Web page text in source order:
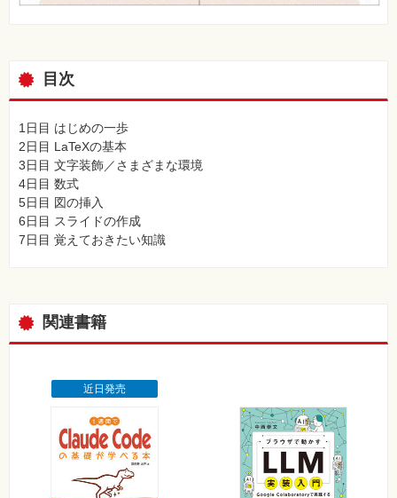
目次
1日目 はじめの一歩
2日目 LaTeXの基本
3日目 文字装飾／さまざまな環境
4日目 数式
5日目 図の挿入
6日目 スライドの作成
7日目 覚えておきたい知識
関連書籍
近日発売